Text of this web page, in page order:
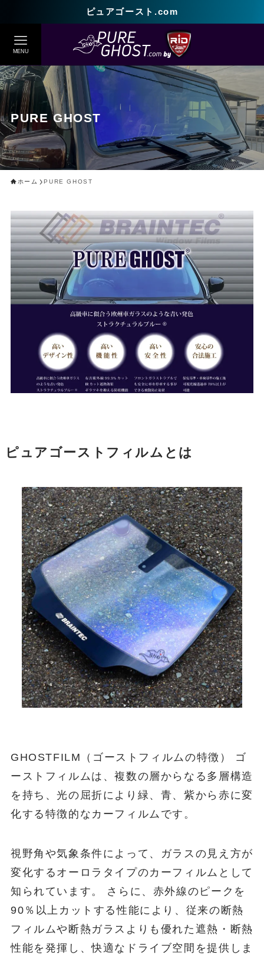
ピュアゴースト.com
MENU
PURE GHOST
ホーム PURE GHOST
ピュアゴーストフィルムとは
GHOSTFILM（ゴーストフィルムの特徴） ゴ
ーストフィルムは、複数の層からなる多層構造
を持ち、光の屈折により緑、青、紫から赤に変
化する特徴的なカーフィルムです。
視野角や気象条件によって、ガラスの見え方が
変化するオーロラタイプのカーフィルムとして
知られています。 さらに、赤外線のピークを
90％以上カットする性能により、従来の断熱
フィルムや断熱ガラスよりも優れた遮熱・断熱
性能を発揮し、快適なドライブ空間を提供しま